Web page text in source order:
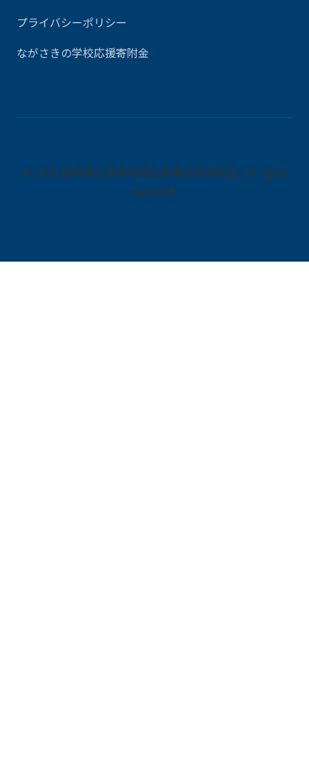
プライバシーポリシー
ながさきの学校応援寄附金
© 2026 長崎県立長崎北陽台高等学校同窓会. All rights
reserved.